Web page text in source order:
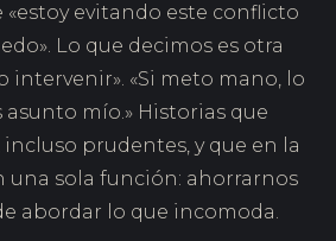
evitando este conflicto
Lo que decimos es otra
intervenir». «Si meto mano, lo
asunto mío.» Historias que
incluso prudentes, y que en la
una sola función: ahorrarnos
abordar lo que incomoda.